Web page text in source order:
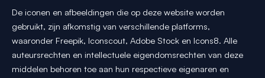
De iconen en afbeeldingen die op deze website worden
gebruikt, zijn afkomstig van verschillende platforms,
waaronder Freepik, Iconscout, Adobe Stock en Icons8. Alle
auteursrechten en intellectuele eigendomsrechten van deze
middelen behoren toe aan hun respectieve eigenaren en